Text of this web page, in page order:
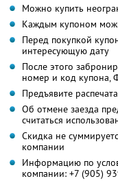
Можно купить
Каждым купоном
Перед покупкой
интересующую дату
После этого
номер и код купона,
Предъявите
Об отмене заезда
считаться
Скидка не
компании
Информацию по
компании: +7 (905)